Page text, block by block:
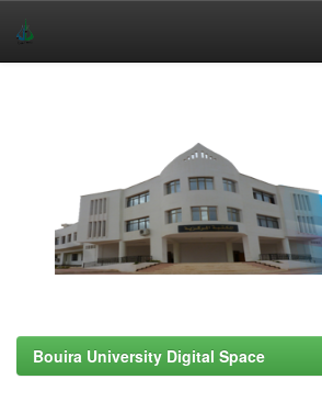
Bouira University Digital Space